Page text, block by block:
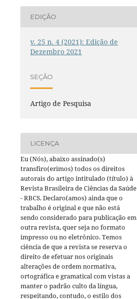
EDIÇÃO
v. 25 n. 4 (2021): Edição de
Dezembro 2021
SEÇÃO
Artigo de Pesquisa
LICENÇA
Eu (Nós), abaixo assinado(s)
transfiro(erimos) todos os direitos
autorais do artigo intitulado (título) à
Revista Brasileira de Ciências da Saúde
- RBCS. Declaro(amos) ainda que o
trabalho é original e que não está
sendo considerado para publicação em
outra revista, quer seja no formato
impresso ou no eletrônico. Temos
ciência de que a revista se reserva o
direito de efetuar nos originais
alterações de ordem normativa,
ortográfica e gramatical com vistas a
manter o padrão culto da língua,
respeitando, contudo, o estilo dos